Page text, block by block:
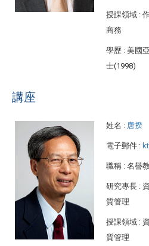
授課領域 :
商務
學歷 : 美國
士(1998)
講座
姓名 : 唐揆
電子郵件 :
職稱 : 名譽
研究專長 :
質管理
授課領域 :
質管理